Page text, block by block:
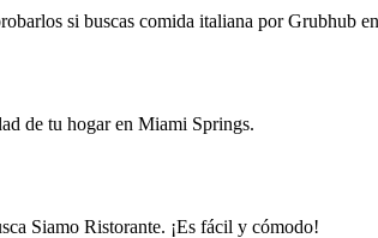
si buscas comida italiana por Grubhub
de tu hogar en Miami Springs.
Siamo Ristorante. ¡Es fácil y cómodo!